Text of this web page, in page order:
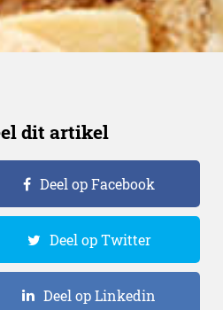
dit artikel
Deel op Facebook
Deel op Twitter
Deel op Linkedin